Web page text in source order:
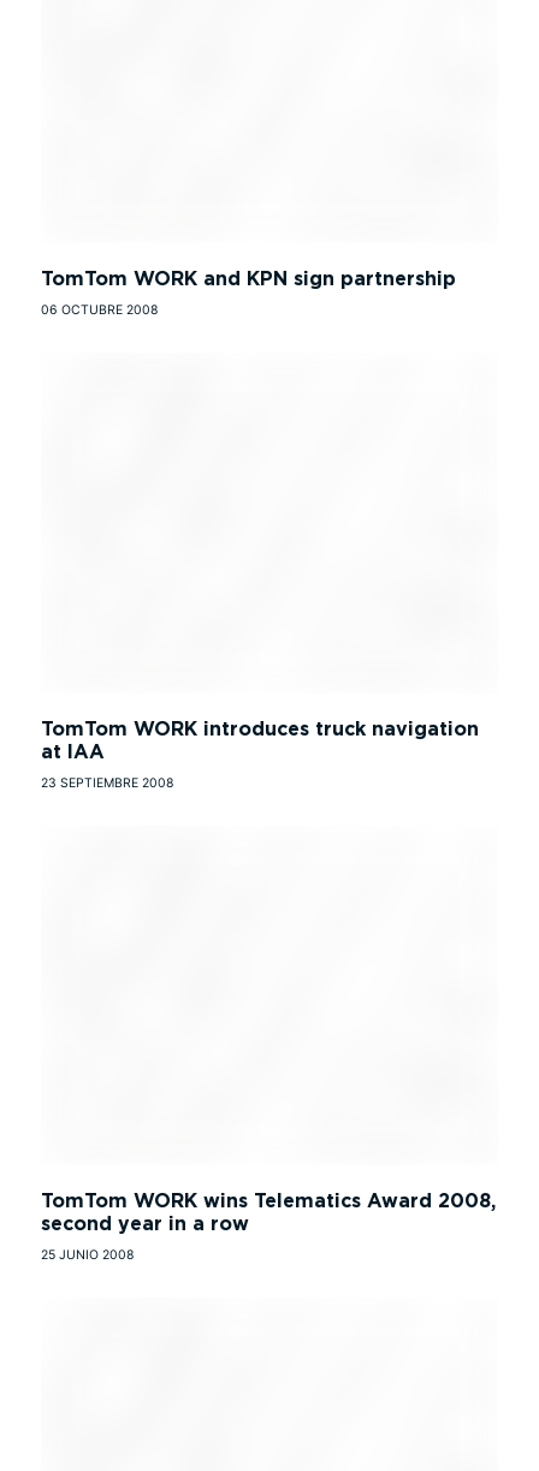
TomTom WORK and KPN sign partnership
06 OCTUBRE 2008
TomTom WORK introduces truck navigation
at IAA
23 SEPTIEMBRE 2008
TomTom WORK wins Telematics Award 2008,
second year in a row
25 JUNIO 2008